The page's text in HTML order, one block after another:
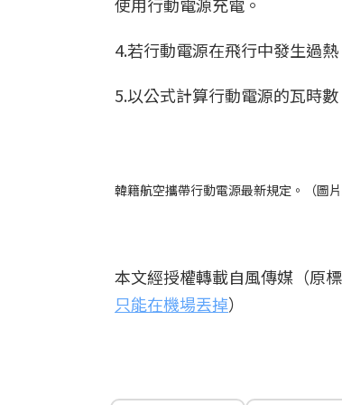
4.若行動電源在飛行中發生過
5.以公式計算行動電源的瓦時
韓籍航空攜帶行動電源最新規定。（圖
本文經授權轉載自風傳媒（原標
只能在機場丟掉）